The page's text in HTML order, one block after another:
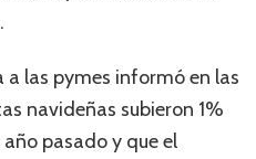
las pymes informó en las
navideñas subieron 1%
pasado y que el